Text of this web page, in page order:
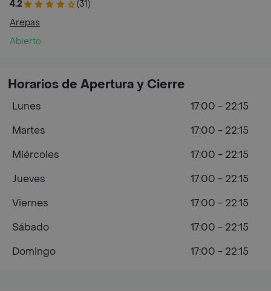
4.2
(31)
Arepas
Abierto
Horarios de Apertura y Cierre
Lunes
17:00 - 22:15
Martes
17:00 - 22:15
Miércoles
17:00 - 22:15
Jueves
17:00 - 22:15
Viernes
17:00 - 22:15
Sábado
17:00 - 22:15
Domingo
17:00 - 22:15